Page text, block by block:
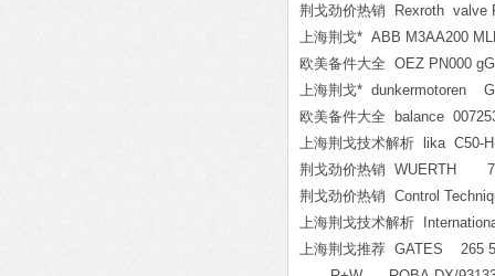
荆戈劲价热销 Rexroth valve
上海荆戈* ABB M3AA200
欧美备件大全 OEZ PN000
上海荆戈* dunkermotoren
欧美备件大全 balance
上海荆戈技术解析 lika C50-
荆戈劲价热销 WUERTH
荆戈劲价热销 Control
上海荆戈技术解析
上海荆戈推荐 GATES 265